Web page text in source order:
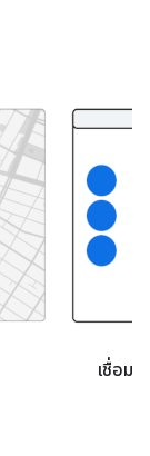
เชื่อม